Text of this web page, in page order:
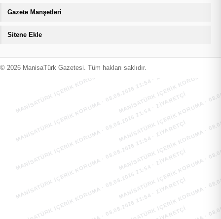
Gazete Manşetleri
Sitene Ekle
© 2026 ManisaTürk Gazetesi. Tüm hakları saklıdır.
MANİSATÜRK İÇERİK KORUMA · 08.08.2026 21:54 · ZIYARETÇI
MANİSATÜRK İÇERİK KORUMA
MANİSATÜRK İÇERİK KORUMA · 08.08.2026 21:54 · ZIYARETÇI
MANİSATÜRK İÇERİK KORUMA
MANİSATÜRK İÇERİK KORUMA · 08.08.2026 21:54 · ZIYARETÇI
MANİSATÜRK İÇERİK KORUMA
MANİSATÜRK İÇERİK KORUMA · 08.08.2026 21:54 · ZIYARETÇI
MANİSATÜRK İÇERİK KORUMA
MANİSATÜRK İÇERİK KORUMA · 08.08.2026 21:54 · ZIYARETÇI
MANİSATÜRK İÇERİK KORUMA